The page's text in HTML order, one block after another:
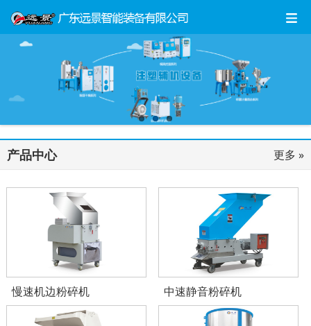
产品中心 更多 »
慢速机边粉碎机 中速静音粉碎机